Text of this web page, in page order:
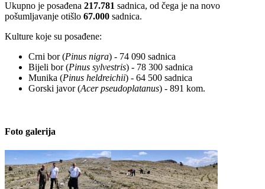
Ukupno je posađena 217.781 sadnica, od čega je na novo
pošumljavanje otišlo 67.000 sadnica.
Kulture koje su posađene:
Crni bor (Pinus nigra) - 74 090 sadnica
Bijeli bor (Pinus sylvestris) - 78 300 sadnica
Munika (Pinus heldreichii) - 64 500 sadnica
Gorski javor (Acer pseudoplatanus) - 891 kom.
Foto galerija